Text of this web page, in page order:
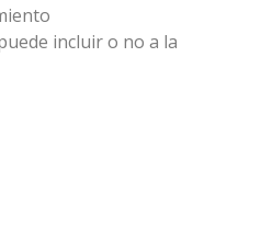
incluir o no a la